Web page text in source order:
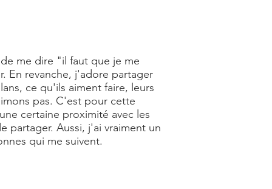
me dire "il faut que je me
En revanche, j'adore partager
ce qu'ils aiment faire, leurs
pas. C'est pour cette
certaine proximité avec les
partager. Aussi, j'ai vraiment un
qui me suivent.